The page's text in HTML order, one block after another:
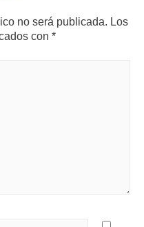
no será publicada. Los
con *